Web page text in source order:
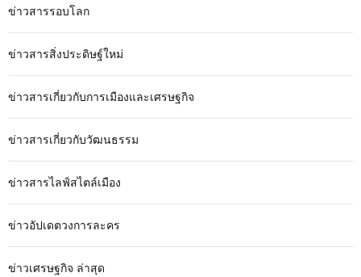
ข่าวสารรอบโลก
ข่าวสารสิ่งประดิษฐ์ใหม่
ข่าวสารเกี่ยวกับการเมืองและเศรษฐกิจ
ข่าวสารเกี่ยวกับวัฒนธรรม
ข่าวสารไลฟ์สไตล์เมือง
ข่าวอัปเดตวงการละคร
ข่าวเศรษฐกิจ ล่าสุด